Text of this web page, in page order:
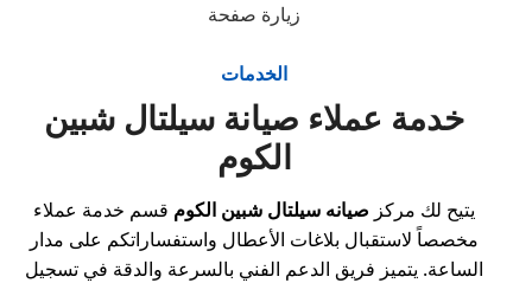
زيارة صفحة
الخدمات
خدمة عملاء صيانة سيلتال شبين
الكوم
يتيح لك مركز صيانه سيلتال شبين الكوم قسم خدمة عملاء
مخصصاً لاستقبال بلاغات الأعطال واستفساراتكم على مدار
الساعة. يتميز فريق الدعم الفني بالسرعة والدقة في تسجيل